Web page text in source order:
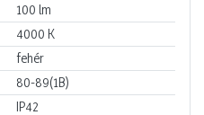
100 lm
4000 K
fehér
80-89(1B)
IP42